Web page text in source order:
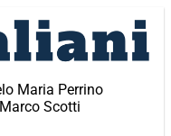
Maria Perrino
Scotti